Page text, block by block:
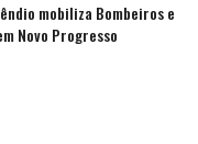
mobiliza Bombeiros e
Novo Progresso